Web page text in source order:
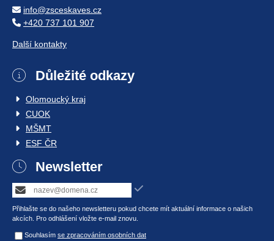
info@zsceskaves.cz
+420 737 101 907
Další kontakty
Důležité odkazy
Olomoucký kraj
CUOK
MŠMT
ESF ČR
Newsletter
Přihlašte se do našeho newsletteru pokud chcete mít aktuální informace o našich
akcích. Pro odhlášení vložte e-mail znovu.
Souhlasím se zpracováním osobních dat